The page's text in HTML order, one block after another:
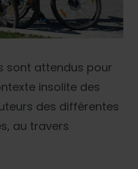
sont attendus pour
insolite des
des différentes
au travers